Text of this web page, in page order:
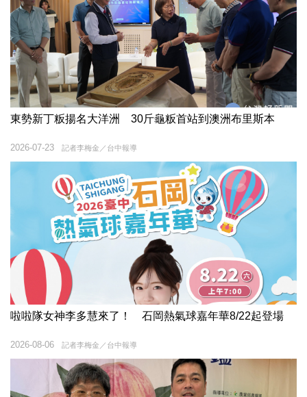
東勢新丁粄揚名大洋洲 30斤龜粄首站到澳洲布里斯本
記者李梅金／台中報導
2026-07-23
啦啦隊女神李多慧來了！ 石岡熱氣球嘉年華8/22起登場
記者李梅金／台中報導
2026-08-06